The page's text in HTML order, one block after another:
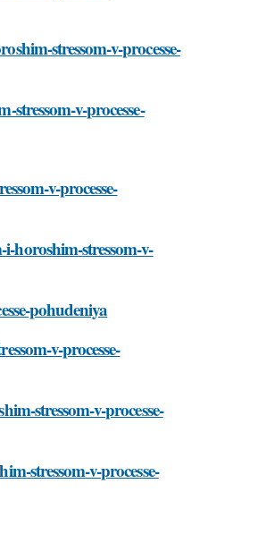
stressom-v-processe-
v-processe-
v-processe-
horoshim-stressom-v-
pohudeniya
v-processe-
stressom-v-processe-
stressom-v-processe-